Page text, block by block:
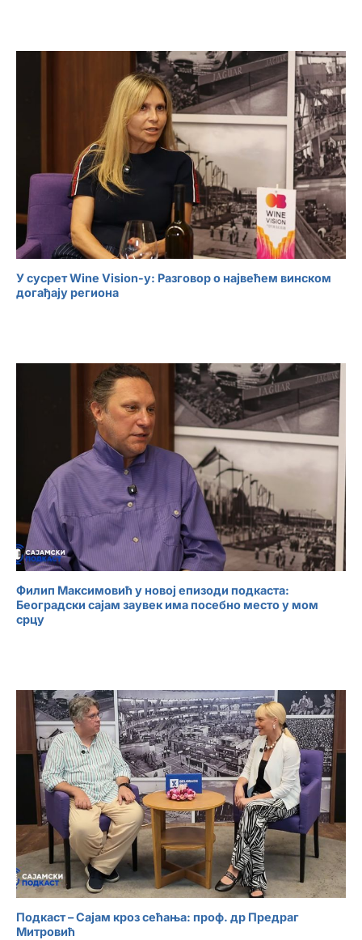
У сусрет Wine Vision-у: Разговор о највећем винском
догађају региона
Филип Максимовић у новој епизоди подкаста:
Београдски сајам заувек има посебно место у мом
срцу
Подкаст – Сајам кроз сећања: проф. др Предраг
Митровић